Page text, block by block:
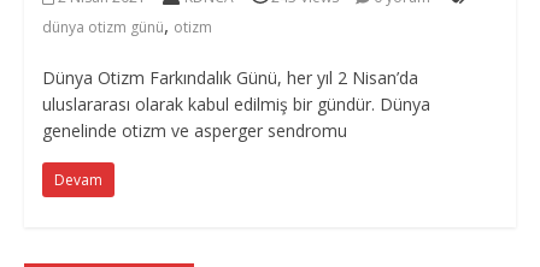
dünya otizm günü, otizm
Dünya Otizm Farkındalık Günü, her yıl 2 Nisan’da
uluslararası olarak kabul edilmiş bir gündür. Dünya
genelinde otizm ve asperger sendromu
Devam